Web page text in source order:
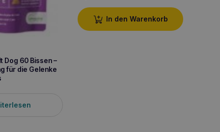
Dog 60 Bissen –
für die Gelenke
In den Warenkorb